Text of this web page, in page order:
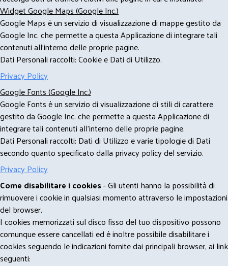
Widget Google Maps (Google Inc.)
Google Maps è un servizio di visualizzazione di mappe gestito da
Google Inc. che permette a questa Applicazione di integrare tali
contenuti all'interno delle proprie pagine.
Dati Personali raccolti: Cookie e Dati di Utilizzo.
Privacy Policy
Google Fonts (Google Inc.)
Google Fonts è un servizio di visualizzazione di stili di carattere
gestito da Google Inc. che permette a questa Applicazione di
integrare tali contenuti all'interno delle proprie pagine.
Dati Personali raccolti: Dati di Utilizzo e varie tipologie di Dati
secondo quanto specificato dalla privacy policy del servizio.
Privacy Policy
Come disabilitare i cookies- Gli utenti hanno la possibilità di
rimuovere i cookie in qualsiasi momento attraverso le impostazioni
del browser.
I cookies memorizzati sul disco fisso del tuo dispositivo possono
comunque essere cancellati ed è inoltre possibile disabilitare i
cookies seguendo le indicazioni fornite dai principali browser, ai link
seguenti: